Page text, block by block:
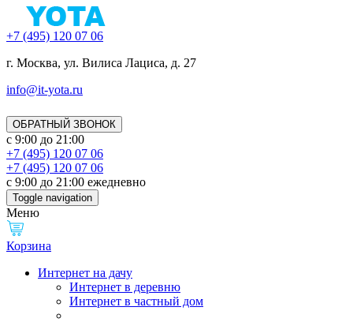
+7 (495) 120 07 06
г. Москва, ул. Вилиса Лациса, д. 27
info@it-yota.ru
ОБРАТНЫЙ ЗВОНОК
с 9:00 до 21:00
+7 (495) 120 07 06
+7 (495) 120 07 06
с 9:00 до 21:00 ежедневно
Toggle navigation
Меню
Корзина
Интернет на дачу
Интернет в деревню
Интернет в частный дом